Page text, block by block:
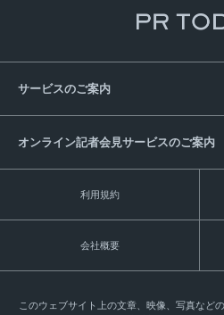
サービスのご案内
オンライン記者会見サービスのご案内
利用規約
会社概要
このウェブサイト上の文章、映像、写真など